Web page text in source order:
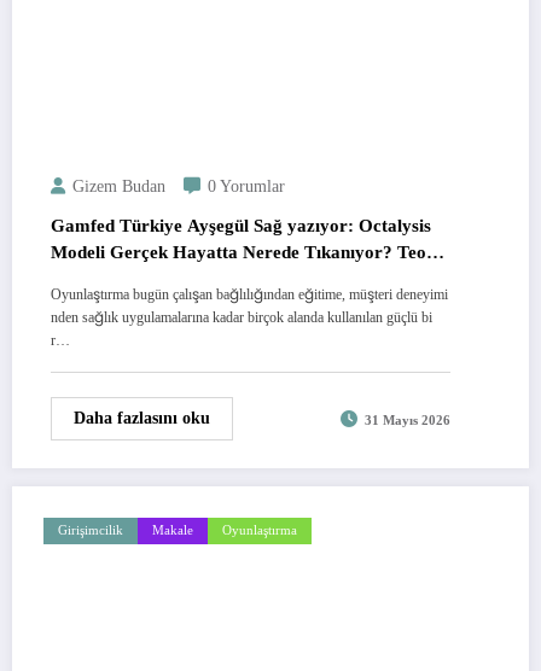
Gizem Budan 0 Yorumlar
Gamfed Türkiye Ayşegül Sağ yazıyor: Octalysis
Modeli Gerçek Hayatta Nerede Tıkanıyor? Teorik
Oyunlaştırma bugün çalışan bağlılığından eğitime, müşteri deneyimi
nden sağlık uygulamalarına kadar birçok alanda kullanılan güçlü bi
r…
Daha fazlasını oku 31 Mayıs 2026
Girişimcilik Makale Oyunlaştırma